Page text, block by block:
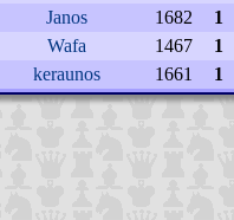
Janos 1682
1
Wafa 1467
1
keraunos 1661 1